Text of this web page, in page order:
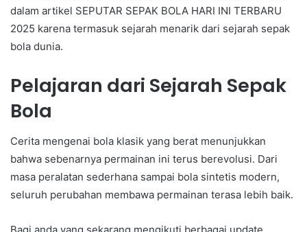
dalam artikel SEPUTAR SEPAK BOLA HARI INI TERBARU
2025 karena termasuk sejarah menarik dari sejarah sepak
bola dunia.
Pelajaran dari Sejarah Sepak
Bola
Cerita mengenai bola klasik yang berat menunjukkan
bahwa sebenarnya permainan ini terus berevolusi. Dari
masa peralatan sederhana sampai bola sintetis modern,
seluruh perubahan membawa permainan terasa lebih baik.